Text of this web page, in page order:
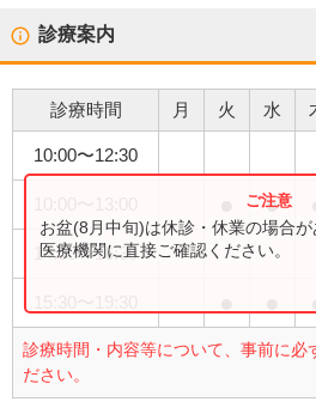
診療案内
診療時間 月 火 水
10:00〜12:30
●
14:00〜16:30
診療時間・内容等について、事前に必
ださい。
お盆(8月中旬)は休診・休業の場合
医療機関に直接ご確認ください。